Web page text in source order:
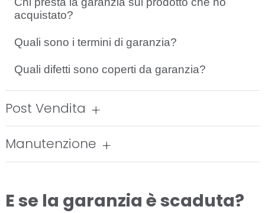
acquistato?
Quali sono i termini di garanzia?
Quali difetti sono coperti da garanzia?
Post Vendita
Manutenzione
E se la garanzia è scaduta?